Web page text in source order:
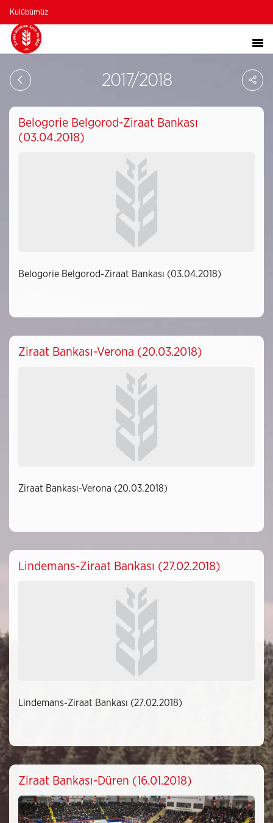
Kulübümüz
2017/2018
Belogorie Belgorod-Ziraat Bankası
(03.04.2018)
Belogorie Belgorod-Ziraat Bankası (03.04.2018)
Ziraat Bankası-Verona (20.03.2018)
Ziraat Bankası-Verona (20.03.2018)
Lindemans-Ziraat Bankası (27.02.2018)
Lindemans-Ziraat Bankası (27.02.2018)
Ziraat Bankası-Düren (16.01.2018)